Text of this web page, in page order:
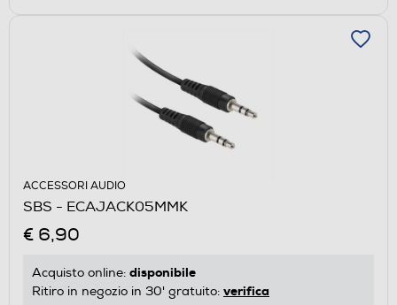
ACCESSORI AUDIO
SBS - ECAJACK05MMK
€ 6,90
Acquisto online: disponibile
Ritiro in negozio in 30' gratuito: verifica